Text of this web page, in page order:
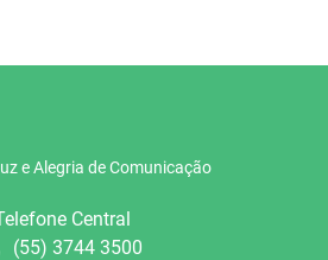
e Alegria de Comunicação
Central
(55) 3744 3500